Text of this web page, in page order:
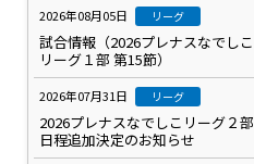
2026年08月05日 リーグ
試合情報（2026プレナスなでしこ
リーグ１部 第15節）
2026年07月31日 リーグ
2026プレナスなでしこリーグ２部
日程追加決定のお知らせ